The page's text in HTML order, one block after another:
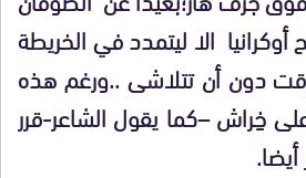
الا ليتمدد في الخريطة
دون أن تتلاشى ..ورغم هذه
خِراش –كما يقول الشاعر-قرر